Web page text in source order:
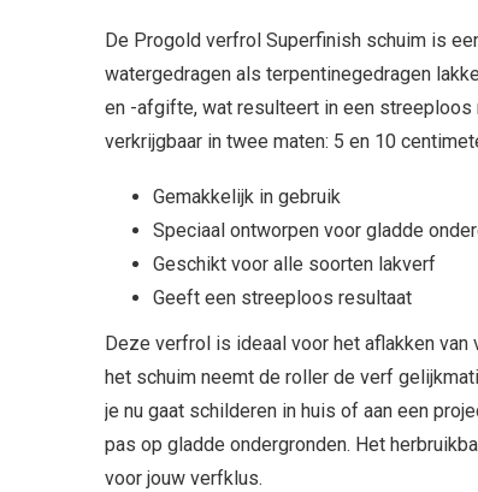
De Progold verfrol Superfinish schuim is
watergedragen als terpentinegedragen
en -afgifte, wat resulteert in een
verkrijgbaar in twee maten: 5 en 10
Gemakkelijk in gebruik
Speciaal ontworpen voor gladde
Geschikt voor alle soorten lakverf
Geeft een streeploos resultaat
Deze verfrol is ideaal voor het aflakken
het schuim neemt de roller de verf
je nu gaat schilderen in huis of aan een
pas op gladde ondergronden. Het
voor jouw verfklus.